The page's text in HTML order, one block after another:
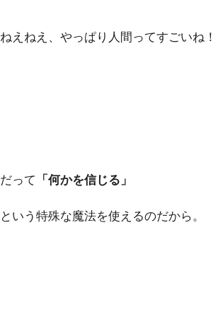
ねえねえ、やっぱり人間ってすごいね
だって 「何かを信じる」
という特殊な魔法を使えるのだから。